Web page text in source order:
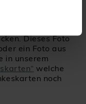
wir Ihnen
Ihnen, von
Dieses Foto
ein Foto aus
in unserem
welche
noch